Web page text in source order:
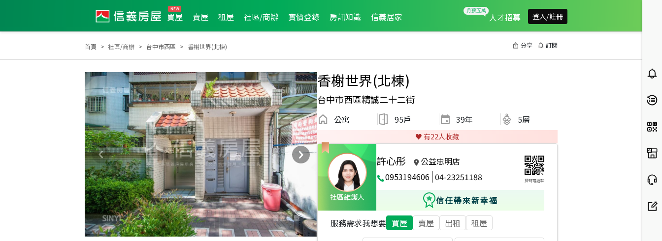
買屋 賣屋 租屋 社區/商辦 實價登錄 房訊知識 信義居家 人才招募 登入/註冊
首頁 社區/商辦 台中市西區 香榭世界(北棟) 分享 訂閱
香榭世界(北棟)
台中市西區精誠二十二街
公寓 95戶 39年 5層
♥️ 有22人收藏
社區維護人
許心彤
公益忠明店
0953194606 04-23251188 掃碼電話聊
信任帶來新幸福
服務需求我想要 買屋 賣屋 出租 租屋